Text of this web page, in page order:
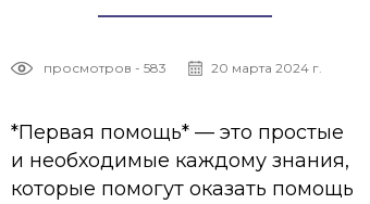
просмотров - 583 20 марта 2024 г.
*Первая помощь* — это простые
и необходимые каждому знания,
которые помогут оказать помощь